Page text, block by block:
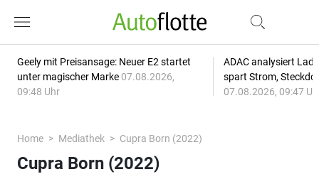
Geely mit Preisansage: Neuer E2 startet
unter magischer Marke 07.08.2026,
09:48 Uhr
ADAC analysiert
spart Strom,
07.08.2026, 09:47
Home Mediathek Cupra Born (2022)
Cupra Born (2022)